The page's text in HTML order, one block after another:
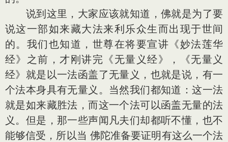
说到这里，大家应该就知道，佛就是为了要
说这一部如来藏大法来利乐众生而出现于世间
的。我们也知道，世尊在将要宣讲《妙法莲华
经》之前，才刚讲完《无量义经》，《无量义
经》就是以一法函盖了无量义，也就是说，有一
个法本身具有无量义。当然我们都知道：这一法
就是如来藏胜法，而这一个法可以函盖无量的法
义。但是，那一些声闻凡夫们却都听不懂，也不
能够信受，所以当 佛陀准备要证明有这么一个法